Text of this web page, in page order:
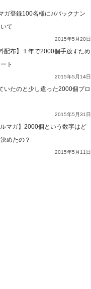
ガ登録100名様に♪/バックナン
て
2015年5月20日
配布】１年で2000個手放すため
ト
2015年5月14日
いたのと少し違った2000個プロ
2015年5月31日
ルマガ】2000個という数字はど
めたの？
2015年5月11日